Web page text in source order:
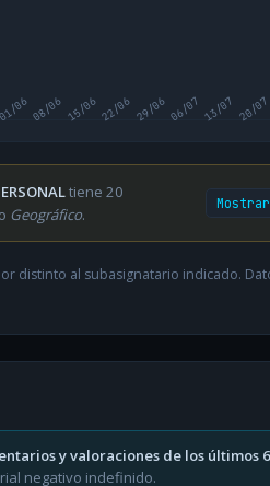
01/0608/06 15/0622/06 29/0606/07 13/07 20/07
tiene 20
Geográfico.
al subasignatario indicado.
y valoraciones de los últimos
negativo indefinido.